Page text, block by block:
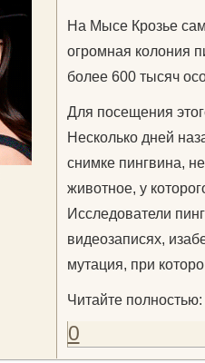
На Мысе Крозье
огромная колония
более 600 тысяч
Для посещения
Несколько дней
снимке пингвина,
животное, у
Исследователи
видеозаписях,
мутация, при
Читайте полностью:
0